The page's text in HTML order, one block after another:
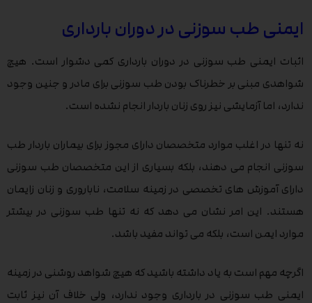
ایمنی طب سوزنی در دوران بارداری
اثبات ایمنی طب سوزنی در دوران بارداری کمی دشوار است. هیچ
شواهدی مبنی بر خطرناک بودن طب سوزنی برای مادر و جنین وجود
ندارد، اما آزمایشی نیز روی زنان باردار انجام نشده است.
نه تنها در اغلب موارد متخصصان دارای مجوز برای بیماران باردار طب
سوزنی انجام می دهند، بلکه بسیاری از این متخصصان طب سوزنی
دارای آموزش های تخصصی در زمینه سلامت، ناباروری و زنان زایمان
هستند. این امر نشان می دهد که نه تنها طب سوزنی در بیشتر
موارد ایمن است، بلکه می تواند مفید باشد.
اگرچه مهم است به یاد داشته باشید که هیچ شواهد روشنی در زمینه
ایمنی طب سوزنی در بارداری وجود ندارد، ولی خلاف آن نیز ثابت